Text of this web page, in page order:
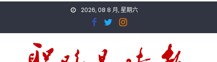
2026, 08 8 月, 星期六